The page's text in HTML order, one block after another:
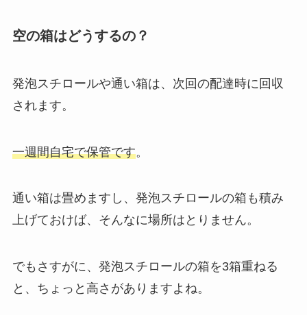
空の箱はどうするの？
発泡スチロールや通い箱は、次回の配達時に回収
されます。
一週間自宅で保管です。
通い箱は畳めますし、発泡スチロールの箱も積み
上げておけば、そんなに場所はとりません。
でもさすがに、発泡スチロールの箱を3箱重ねる
と、ちょっと高さがありますよね。